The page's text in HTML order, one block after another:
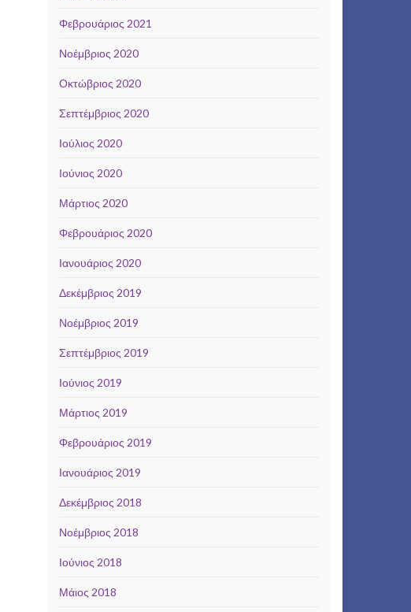
Φεβρουάριος 2021
Νοέμβριος 2020
Οκτώβριος 2020
Σεπτέμβριος 2020
Ιούλιος 2020
Ιούνιος 2020
Μάρτιος 2020
Φεβρουάριος 2020
Ιανουάριος 2020
Δεκέμβριος 2019
Νοέμβριος 2019
Σεπτέμβριος 2019
Ιούνιος 2019
Μάρτιος 2019
Φεβρουάριος 2019
Ιανουάριος 2019
Δεκέμβριος 2018
Νοέμβριος 2018
Ιούνιος 2018
Μάιος 2018